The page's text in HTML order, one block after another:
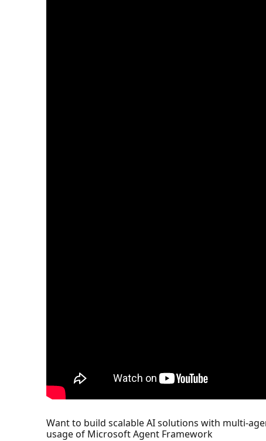
Want to build scalable AI solutions with multi-
usage of Microsoft Agent Framework